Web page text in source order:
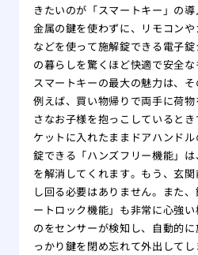
きたいのが「スマートキー」の
金属の鍵を使わずに、リモコン
などを使って施解錠できる電子
の暮らしを驚くほど快適で安全な
スマートキーの最大の魅力は、そ
例えば、買い物帰りで両手に荷
さなお子様を抱っこしていると
ケットに入れたままドアハンド
錠できる「ハンズフリー機能」
を解消してくれます。もう、玄
し回る必要はありません。また
ートロック機能」も非常に心強
のをセンサーが検知し、自動的
っかり鍵を閉め忘れて外出して